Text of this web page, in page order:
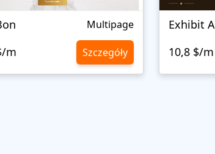
Multipage
m Szczegóły
Exhibit A
10,8 $/m